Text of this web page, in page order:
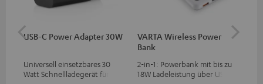
USB-C Power Adapter 30W
Universell einsetzbares 30
Watt Schnellladegerät für
VARTA Wireless Power
Bank
2-in-1: Powerbank mit bis zu
18W Ladeleistung über USB